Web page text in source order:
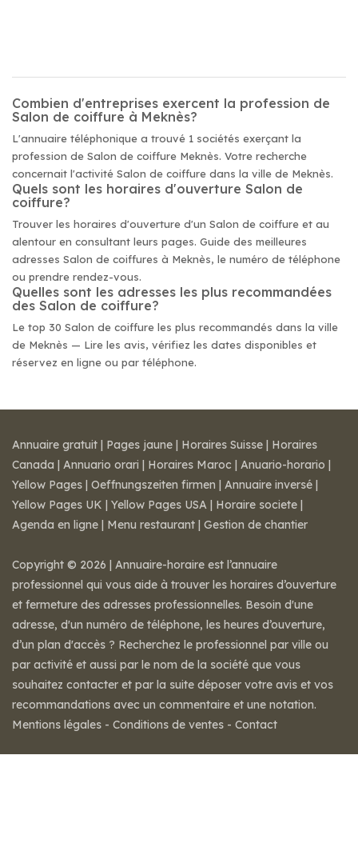
Combien d'entreprises exercent la profession de
Salon de coiffure à Meknès?
L'annuaire téléphonique a trouvé 1 sociétés exerçant la
profession de Salon de coiffure Meknès. Votre recherche
concernait l'activité Salon de coiffure dans la ville de Meknès.
Quels sont les horaires d'ouverture Salon de
coiffure?
Trouver les horaires d'ouverture d'un Salon de coiffure et au
alentour en consultant leurs pages. Guide des meilleures
adresses Salon de coiffures à Meknès, le numéro de téléphone
ou prendre rendez-vous.
Quelles sont les adresses les plus recommandées
des Salon de coiffure?
Le top 30 Salon de coiffure les plus recommandés dans la ville
de Meknès — Lire les avis, vérifiez les dates disponibles et
réservez en ligne ou par téléphone.
Annuaire gratuit | Pages jaune | Horaires Suisse | Horaires
Canada | Annuario orari | Horaires Maroc | Anuario-horario |
Yellow Pages | Oeffnungszeiten firmen | Annuaire inversé |
Yellow Pages UK | Yellow Pages USA | Horaire societe |
Agenda en ligne | Menu restaurant | Gestion de chantier
Copyright © 2026 | Annuaire-horaire est l’annuaire
professionnel qui vous aide à trouver les horaires d’ouverture
et fermeture des adresses professionnelles. Besoin d'une
adresse, d'un numéro de téléphone, les heures d’ouverture,
d’un plan d'accès ? Recherchez le professionnel par ville ou
par activité et aussi par le nom de la société que vous
souhaitez contacter et par la suite déposer votre avis et vos
recommandations avec un commentaire et une notation.
Mentions légales - Conditions de ventes - Contact